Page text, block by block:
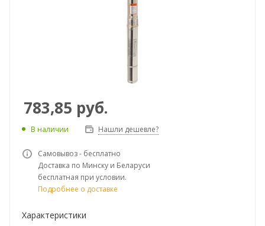
783,85 руб.
В наличии Нашли дешевле?
Самовывоз - бесплатно
Доставка по Минску и Беларуси
бесплатная при условии.
Подробнее о доставке
Характеристики